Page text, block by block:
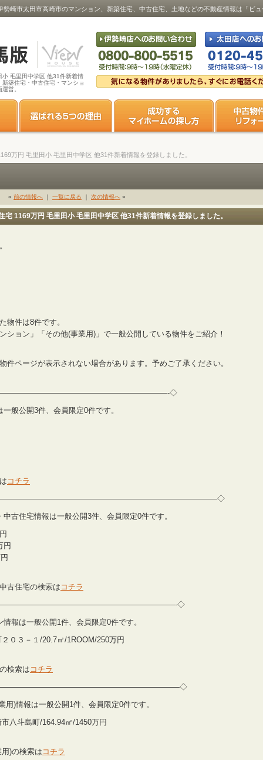
崎市太田市高崎市のマンション、新築住宅、中古住宅、土地などの不動産情報は「ビ
毛里田中学区 他31件新着情
築住宅・中古住宅・マンショ
営。
万円 毛里田小 毛里田中学区 他31件新着情報を登録しました。
« 前の情報へ ｜ 一覧に戻る ｜ 次の情報へ »
1169万円 毛里田小 毛里田中学区 他31件新着情報を登録しました。
物件は8件です。
ション」「その他(事業用)」で一般公開している物件をご紹介！
件ページが表示されない場合があります。予めご了承ください。
◇
般公開3件、会員限定0件です。
コチラ
情報＞—————————————————————————————–◇
古住宅情報は一般公開3件、会員限定0件です。
円
古住宅の検索は コチラ
◇
報は一般公開1件、会員限定0件です。
０３－１/20.7㎡/1ROOM/250万円
検索は コチラ
＞———————————————————————————◇
)情報は一般公開1件、会員限定0件です。
八斗島町/164.94㎡/1450万円
)の検索は コチラ